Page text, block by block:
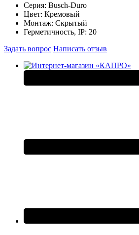
Серия: Busch-Duro
Цвет: Кремовый
Монтаж: Скрытый
Герметичность, IP: 20
Задать вопрос Написать отзыв